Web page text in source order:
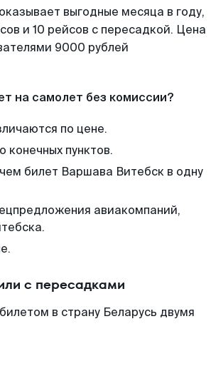
выгодные месяца в году,
и 10 рейсов с пересадкой. Цена
9000 рублей
на самолет без комиссии?
по цене.
пунктов.
билет Варшава Витебск в одну
авиакомпаний,
с пересадками
в страну Беларусь двумя